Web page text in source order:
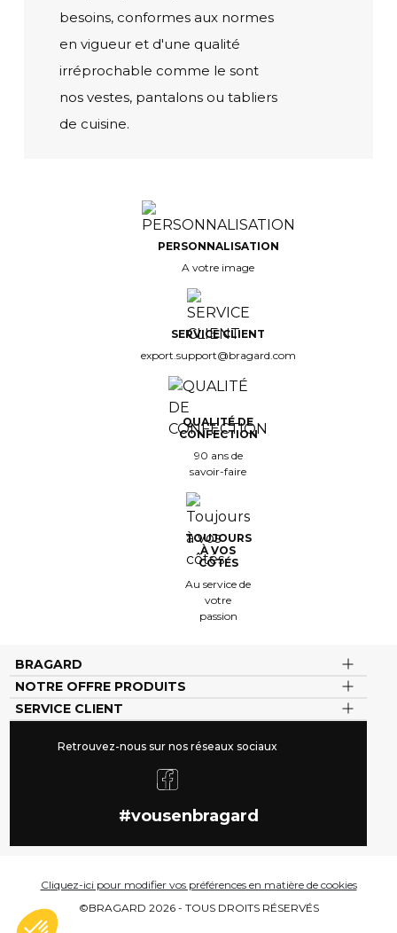
besoins, conformes aux normes
en vigueur et d'une qualité
irréprochable comme le sont
nos vestes, pantalons ou tabliers
de cuisine.
PERSONNALISATION
A votre image
SERVICE CLIENT
export.support@bragard.com
QUALITÉ DE
CONFECTION
90 ans de
savoir-faire
TOUJOURS
À VOS
CÔTÉS
Au service de
votre
passion
BRAGARD
NOTRE OFFRE PRODUITS
SERVICE CLIENT
Retrouvez-nous sur nos réseaux sociaux
#vousenbragard
Cliquez-ici pour modifier vos préférences en matière de cookies
©BRAGARD 2026 - TOUS DROITS RÉSERVÉS